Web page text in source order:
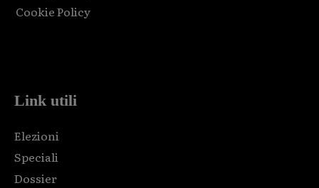
Cookie Policy
Link utili
Elezioni
Speciali
Dossier